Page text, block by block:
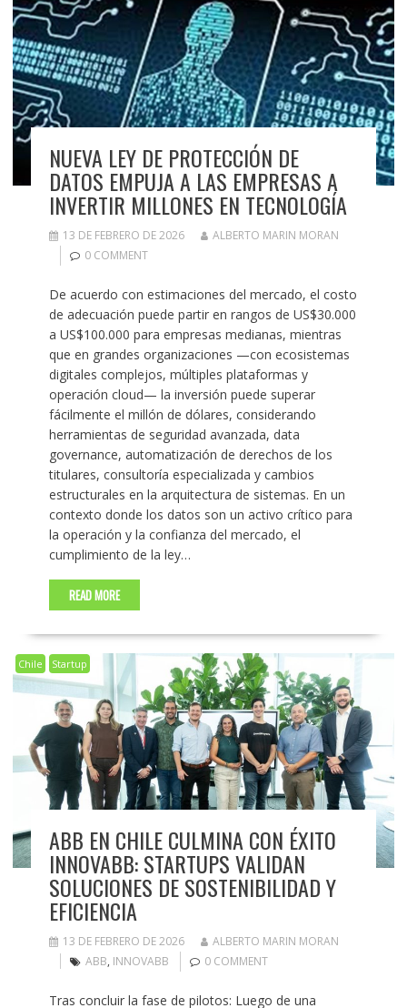
NUEVA LEY DE PROTECCIÓN DE
DATOS EMPUJA A LAS EMPRESAS A
INVERTIR MILLONES EN TECNOLOGÍA
13 DE FEBRERO DE 2026
ALBERTO MARIN MORAN
0 COMMENT
De acuerdo con estimaciones del mercado, el costo
de adecuación puede partir en rangos de US$30.000
a US$100.000 para empresas medianas, mientras
que en grandes organizaciones —con ecosistemas
digitales complejos, múltiples plataformas y
operación cloud— la inversión puede superar
fácilmente el millón de dólares, considerando
herramientas de seguridad avanzada, data
governance, automatización de derechos de los
titulares, consultoría especializada y cambios
estructurales en la arquitectura de sistemas. En un
contexto donde los datos son un activo crítico para
la operación y la confianza del mercado, el
cumplimiento de la ley…
READ MORE
Chile Startup
ABB EN CHILE CULMINA CON ÉXITO
INNOVABB: STARTUPS VALIDAN
SOLUCIONES DE SOSTENIBILIDAD Y
EFICIENCIA
13 DE FEBRERO DE 2026
ALBERTO MARIN MORAN
ABB, INNOVABB 0 COMMENT
Tras concluir la fase de pilotos: Luego de una